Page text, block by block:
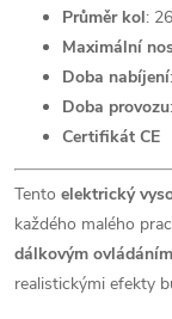
Průměr kol:
Maximální
Doba nabíjení
Doba provozu
Certifikát CE
Tento elektrický
každého malého
dálkovým
realistickými efekty